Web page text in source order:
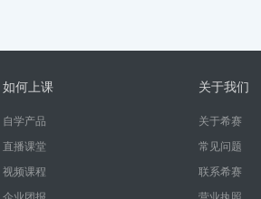
如何上课
自学产品
直播课堂
视频课程
关于我们
关于希赛
常见问题
联系希赛